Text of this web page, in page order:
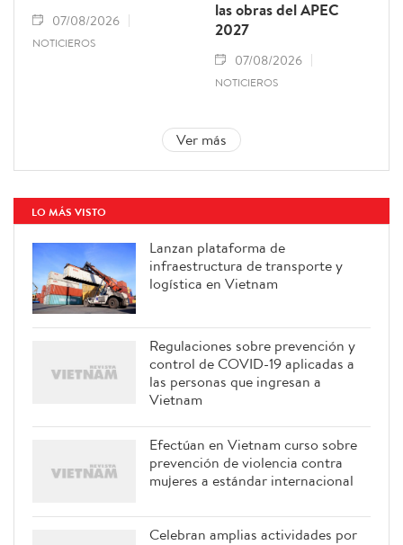
07/08/2026
NOTICIEROS
las obras del APEC
2027
07/08/2026
NOTICIEROS
Ver más
LO MÁS VISTO
Lanzan plataforma de
infraestructura de transporte y
logística en Vietnam
Regulaciones sobre prevención y
control de COVID-19 aplicadas a
las personas que ingresan a
Vietnam
Efectúan en Vietnam curso sobre
prevención de violencia contra
mujeres a estándar internacional
Celebran amplias actividades por